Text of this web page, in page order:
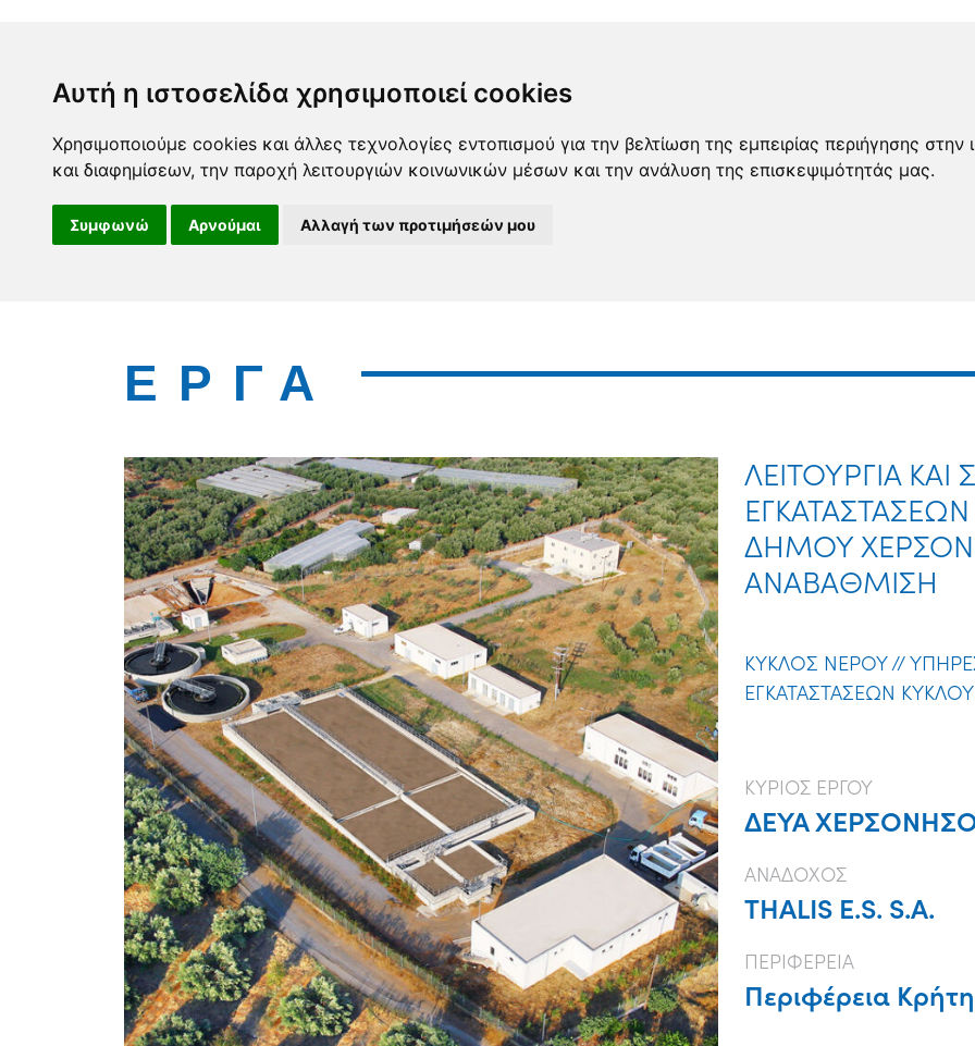
Αυτή η ιστοσελίδα χρησιμοποιεί cookies
Χρησιμοποιούμε cookies και άλλες τεχνολογίες εντοπισμού για την βελτίωση της εμπειρίας περιήγησης
και διαφημίσεων, την παροχή λειτουργιών κοινωνικών μέσων και την ανάλυση της επισκεψιμότητάς μας.
Συμφωνώ Αρνούμαι Αλλαγή των προτιμήσεών μου
ΕΡΓΑ
ΛΕΙΤΟΥΡΓΙΑ
ΔΗΜΟΥ
ΑΝΑΒΑΘΜΙΣΗ
ΚΥΚΛΟΣ ΝΕΡΟΥ//
ΕΓΚΑΤΑΣΤΑΣΕΩΝ
ΚΥΡΙΟΣ ΕΡΓΟΥ
ΔΕΥΑ
ΑΝΑΔΟΧΟΣ
THALIS E.S. S.A.
ΠΕΡΙΦΕΡΕΙΑ
Περιφέρεια